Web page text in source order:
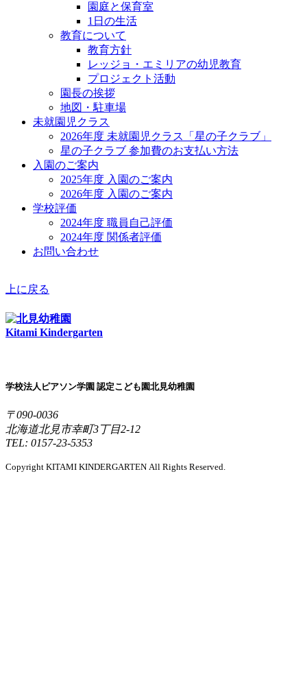
園庭と保育室
1日の生活
教育について
教育方針
レッジョ・エミリアの幼児教育
プロジェクト活動
園長の挨拶
地図・駐車場
未就園児クラス
2026年度 未就園児クラス「星の子クラブ」
星の子クラブ 参加費のお支払い方法
入園のご案内
2025年度 入園のご案内
2026年度 入園のご案内
学校評価
2024年度 職員自己評価
2024年度 関係者評価
お問い合わせ
上に戻る
Kitami Kindergarten
学校法人ピアソン学園 認定こども園北見幼稚園
〒090-0036
北海道北見市幸町3丁目2-12
TEL: 0157-23-5353
Copyright KITAMI KINDERGARTEN All Rights Reserved.